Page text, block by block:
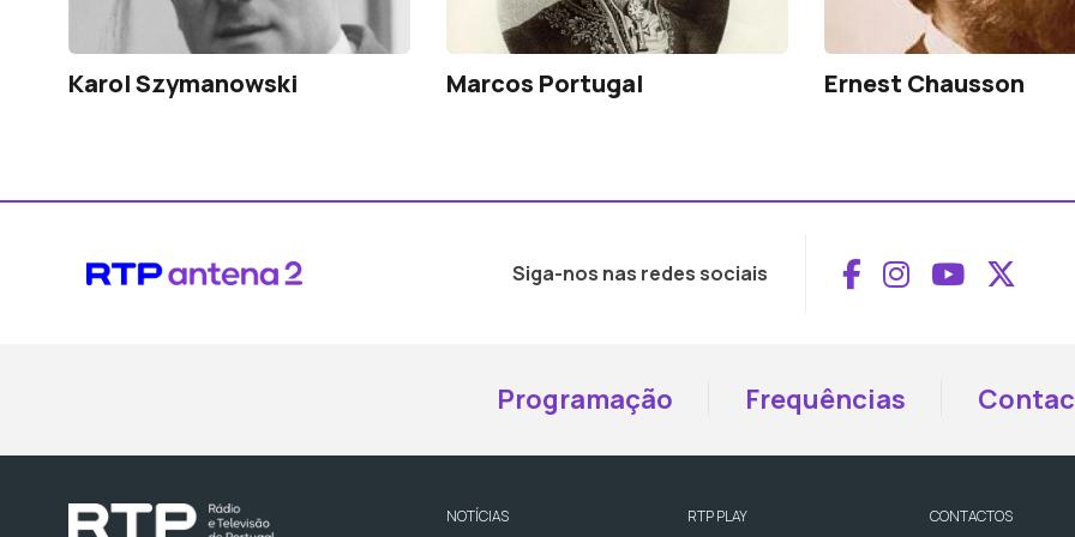
Karol Szymanowski Marcos Portugal Ernest Chausson
Siga-nos nas redes sociais Aceder ao
Aceder ao
Aceder
Programação Frequências
NOTÍCIAS
RTP PLAY
CONTACTOS